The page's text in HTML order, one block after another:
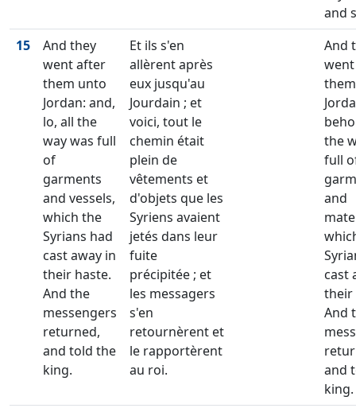
and
15
And they
went after
them unto
Jordan: and,
lo, all the
way was full
of
garments
and vessels,
which the
Syrians had
cast away in
their haste.
And the
messengers
returned,
and told the
king.
Et ils s'en
allèrent après
eux jusqu'au
Jourdain ; et
voici, tout le
chemin était
plein de
vêtements et
d'objets que les
Syriens avaient
jetés dans leur
fuite
précipitée ; et
les messagers
s'en
retournèrent et
le rapportèrent
au roi.
And
the
full
and
cast
their
And
and
king.